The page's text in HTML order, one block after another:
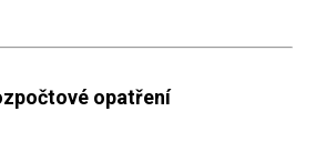
opatření